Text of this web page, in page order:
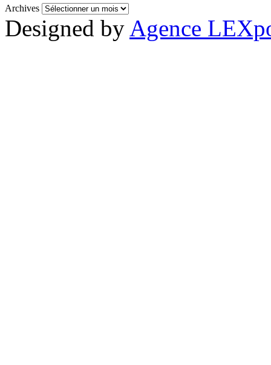
Archives
Designed by Agence